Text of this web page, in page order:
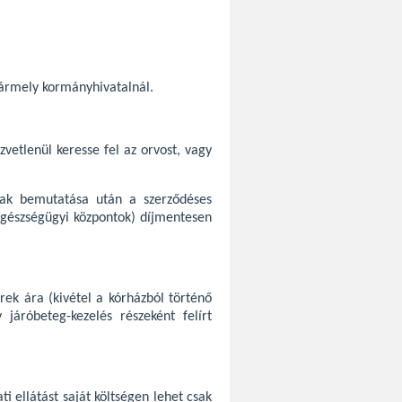
kormányhivatalnál.
keresse fel az orvost, vagy
bemutatása után a szerződéses
központok) díjmentesen
ára (kivétel a kórházból történő
kezelés részeként felírt
ellátást saját költségen lehet csak